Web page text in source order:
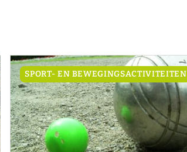
SPORT- EN BEWEGINGSACTIVITEITEN